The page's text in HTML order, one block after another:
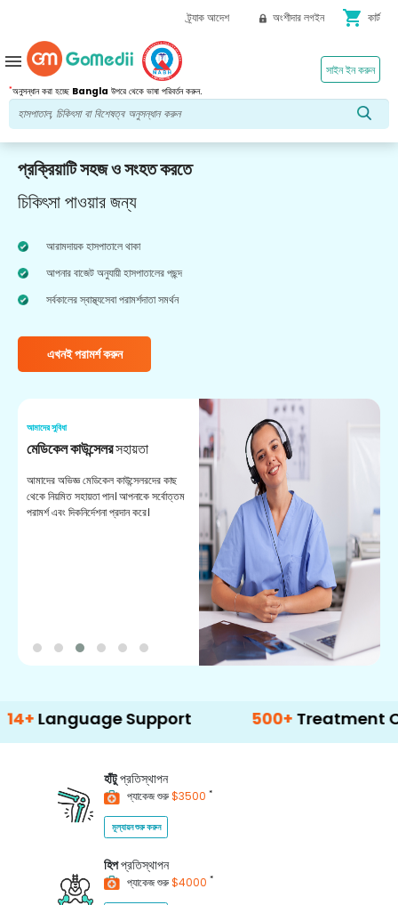
ট্র্যাক আদেশ অংশীদার লগইন shopping_cart কার্ট
*অনুসন্ধান করা হচ্ছে Bangla উপরে থেকে ভাষা পরিবর্তন করুন.
সাইন ইন করুন
menu
প্রক্রিয়াটি সহজ ও সংহত করতে
চিকিৎসা পাওয়ার জন্য
আরামদায়ক হাসপাতালে থাকা
আপনার বাজেট অনুযায়ী হাসপাতালের পছন্দ
সর্বকালের স্বাস্থ্যসেবা পরামর্শদাতা সমর্থন
এখনই পরামর্শ করুন
আমাদের সুবিধা
মেডিকেল কাউন্সেলরসহায়তা
আমাদের অভিজ্ঞ মেডিকেল কাউন্সেলরদের কাছ
থেকে নিয়মিত সহায়তা পান। আপনাকে সর্বোত্তম
পরামর্শ এবং দিকনির্দেশনা প্রদান করে।
Support Treatment Options
হাঁটুপ্রতিস্থাপন
প্যাকেজ শুরু$3500 *
মূল্যায়ন শুরু করুন
হিপপ্রতিস্থাপন
প্যাকেজ শুরু$4000 *